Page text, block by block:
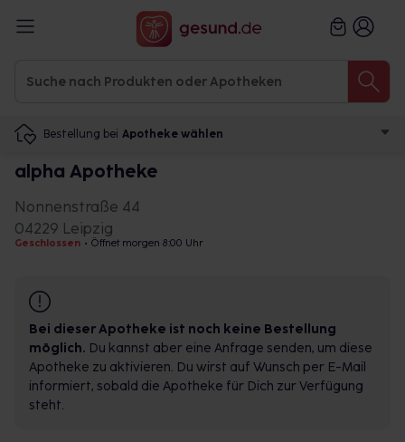
Bestellung bei Apotheke wählen
alpha Apotheke
Nonnenstraße 44
04229 Leipzig
Geschlossen • Öffnet morgen 8:00 Uhr
Bei dieser Apotheke ist noch keine Bestellung
möglich. Du kannst aber eine Anfrage senden, um diese
Apotheke zu aktivieren. Du wirst auf Wunsch per E-Mail
informiert, sobald die Apotheke für Dich zur Verfügung
steht.